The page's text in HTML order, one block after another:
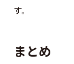
す。
まとめ